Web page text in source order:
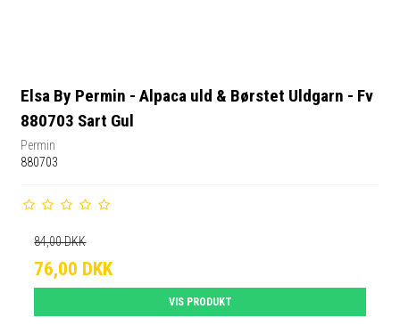
Elsa By Permin - Alpaca uld & Børstet Uldgarn - Fv
880703 Sart Gul
Permin
880703
84,00 DKK
76,00 DKK
VIS PRODUKT